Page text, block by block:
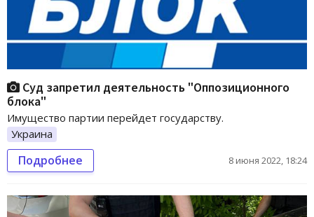
Суд запретил деятельность "Оппозиционного
блока"
Имущество партии перейдет государству.
Украина
Подробнее 8 июня 2022, 18:24